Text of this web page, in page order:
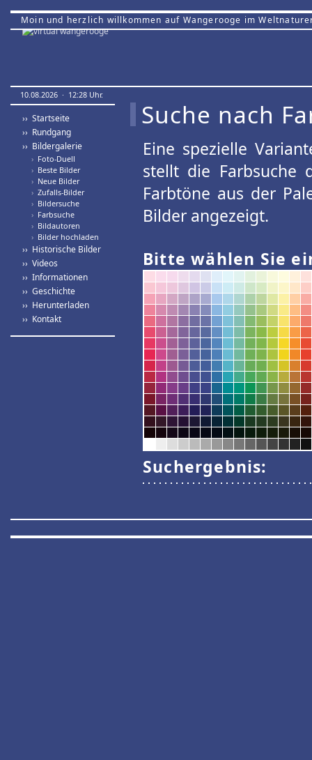
Moin und herzlich willkommen auf Wangerooge im
10.08.2026 · 12:28 Uhr.
›› Startseite
›› Rundgang
›› Bildergalerie
› Foto-Duell
› Beste Bilder
› Neue Bilder
› Zufalls-Bilder
› Bildersuche
› Farbsuche
› Bildautoren
› Bilder hochladen
›› Historische Bilder
›› Videos
›› Informationen
›› Geschichte
›› Herunterladen
›› Kontakt
Suche nach
Eine spezielle
stellt die Farbsuche
Farbtöne aus der
Bilder angezeigt.
Bitte wählen Sie
Suchergebnis: